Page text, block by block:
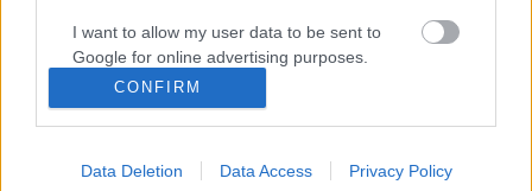
I want to allow my user data to be sent to
Google for online advertising purposes.
I want to allow Google to send me
personalized advertising.
I want to allow Google to enable storage
CONFIRM
Data Deletion Data Access Privacy Policy
2022. január. 05. 07:49
Frissítés: az izraeli védelmi tárca leszűkítette azoknak az
országoknak a körét, ahová kiberfegyvert lehet exportálni.
LEHALLGATÁS, ELŐVÁLASZTÁS, KORRUPCIÓS
2021-BEN